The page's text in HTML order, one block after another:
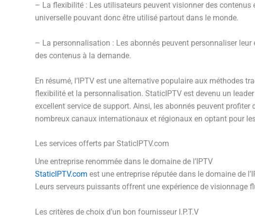
– La flexibilité : Les utilisateurs peuvent visionner des contenus
universelle pouvant donc être utilisé partout dans le monde.
– La personnalisation : Les abonnés peuvent personnaliser
des contenus à la demande.
En résumé, l’IPTV est une alternative populaire aux méthodes
flexibilité et la personnalisation. StaticIPTV est devenu un
excellent service de support. Ainsi, les abonnés peuvent
nombreux canaux internationaux et régionaux en optant pour
Les services offerts par StaticIPTV.com
Une entreprise renommée dans le domaine de l’IPTV
StaticIPTV.com est une entreprise réputée dans le domaine de
Leurs serveurs puissants offrent une expérience de visionnage
Les critères de choix d’un bon fournisseur I.P.T.V